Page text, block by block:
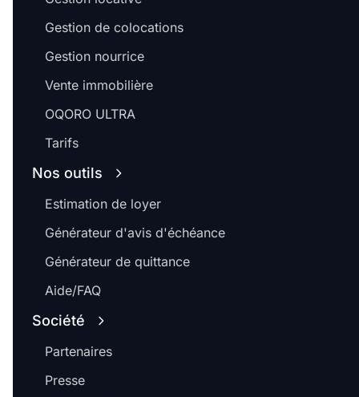
Gestion de colocations
Gestion nourrice
Vente immobilière
OQORO ULTRA
Tarifs
Nos outils
Estimation de loyer
Générateur d'avis d'échéance
Générateur de quittance
Aide/FAQ
Société
Partenaires
Presse